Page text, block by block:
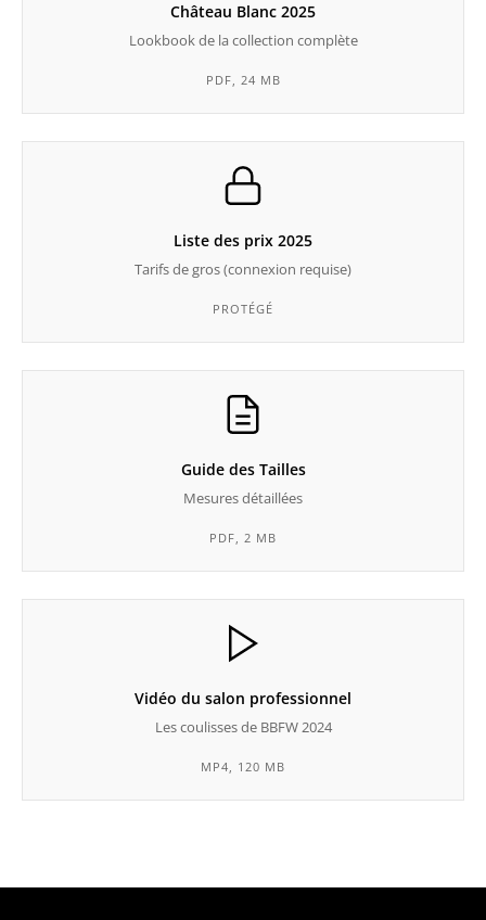
Château Blanc 2025
Lookbook de la collection complète
PDF, 24 MB
Liste des prix 2025
Tarifs de gros (connexion requise)
PROTÉGÉ
Guide des Tailles
Mesures détaillées
PDF, 2 MB
Vidéo du salon professionnel
Les coulisses de BBFW 2024
MP4, 120 MB